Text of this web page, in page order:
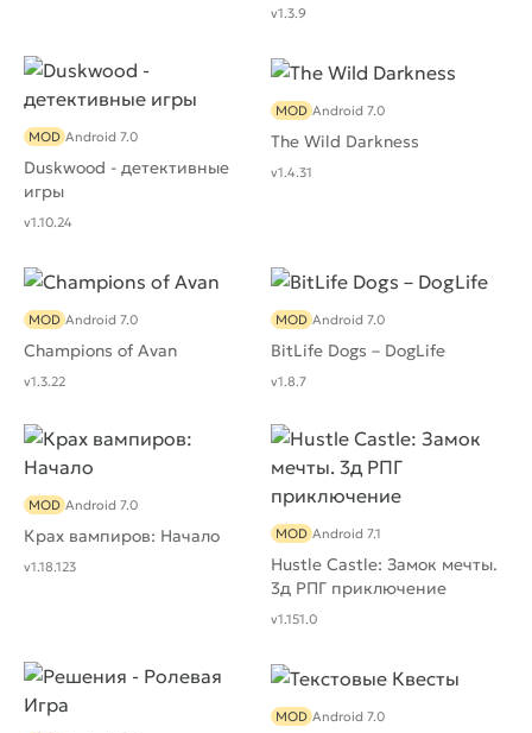
v1.3.9
Duskwood - детективные
игры
MOD Android 7.0
v1.10.24
The Wild Darkness
MOD Android 7.0
v1.4.31
Champions of Avan
MOD Android 7.0
v1.3.22
BitLife Dogs – DogLife
MOD Android 7.0
v1.8.7
Крах вампиров: Начало
MOD Android 7.0
v1.18.123
Hustle Castle: Замок мечты.
3д РПГ приключение
MOD Android 7.1
v1.151.0
MOD Android 7.0